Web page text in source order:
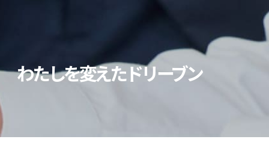
わたしを変えたドリーブン